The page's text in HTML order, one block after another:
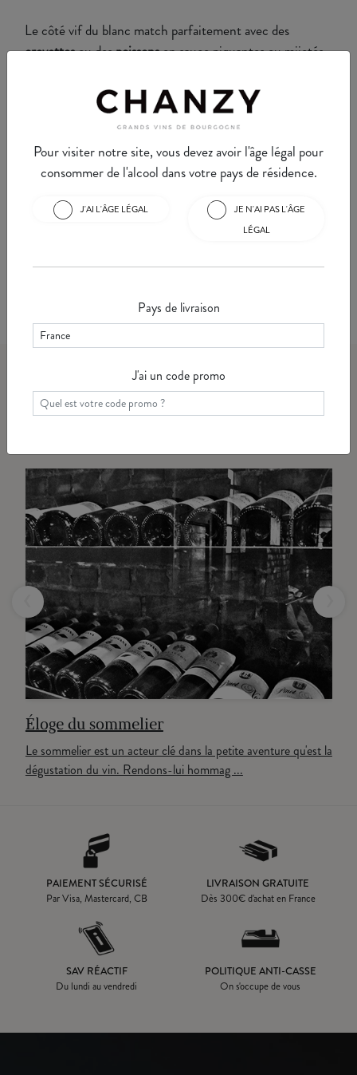
Karine Moréteaux
Karine est une professionnelle du vin avertie et passionnée qui
bien auprès de la clienètle locale qu'internationale. En charge de
vos goûts et envies du moment.
Le côté vif du blanc match parfaitement avec des
crevettesou despoissonsen sauce piquantes ou mijotés.
certains chèvres. La température de service conseillée
12 à 14 degrés.
Éloge du sommelier
Le sommelier est un acteur clé dans la petite aventure qu'est la
dégustation du vin. Rendons-lui hommag ...
‹ ›
PAIEMENT SÉCURISÉ
Par Visa, Mastercard, CB
LIVRAISON GRATUITE
Dès 300€ d'achat en France
SAV RÉACTIF
Du lundi au vendredi
POLITIQUE ANTI-CASSE
On s'occupe de vous
Pour visiter notre site, vous devez avoir l'âge légal pour
consommer de l'alcool dans votre pays de résidence.
J'AI L'ÂGE LÉGAL
JE N'AI PAS L'ÂGE
LÉGAL
Pays de livraison
J'ai un code promo